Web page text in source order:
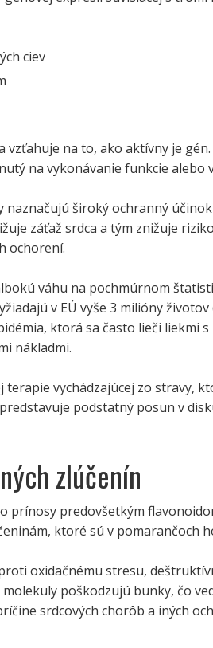
ciev
vzťahuje na to, ako aktívny je
na vykonávanie funkcie alebo
naznačujú široký ochranný
záťaž srdca a tým znižuje
ochorení.
váhu na pochmúrnom
v EÚ vyše 3 milióny životov
ktorá sa často lieči liekmi s
nákladmi.
terapie vychádzajúcej zo stravy,
podstatný posun v
zlúčenín
prínosy predovšetkým
ktoré sú v pomarančoch
oxidačnému stresu,
poškodzujú bunky, čo
srdcových chorôb a iných